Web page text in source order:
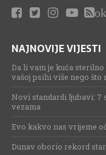
ok
NAJNOVIJE VIJESTI
Da li vam je kuća
vašoj psihi više nego što
Novi standardi ljubavi: 7
vezama
Evo kakvo nas vrijeme
Dunav oborio rekord